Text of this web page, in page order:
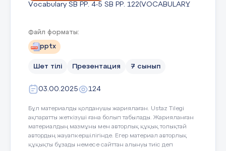
Vocabulary SB PP. 4-5 SB PP. 122(VOCABULARY
What can you see? Are they happy or scared?
6 слайд
Find a shoulder partner
Файл форматы:
pptx
Шет тілі Презентация 7 сынып
03.00.2025 124
Бұл материалды қолданушы жариялаған. Ustaz Tilegi
ақпаратты жеткізуші ғана болып табылады. Жарияланған
материалдың мазмұны мен авторлық құқық толықтай
автордың жауапкершілігінде. Егер материал авторлық
құқықты бұзады немесе сайттан алынуы тиіс деп